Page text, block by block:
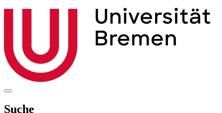
Suche